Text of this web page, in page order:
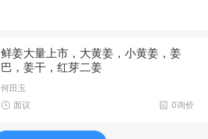
鲜姜大量上市，大黄姜，小黄姜，姜
巴，姜干，红芽二姜
何田玉
0询价
面议